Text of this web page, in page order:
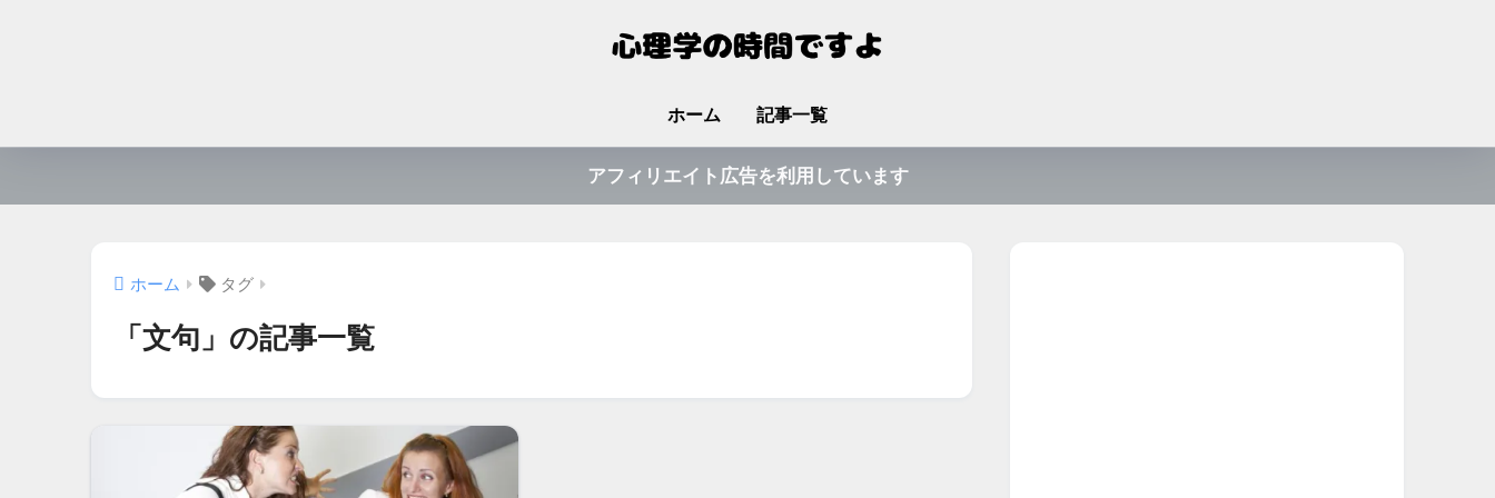
ホーム 記事一覧
アフィリエイト広告を利用しています
ホーム タグ
「文句」の記事一覧